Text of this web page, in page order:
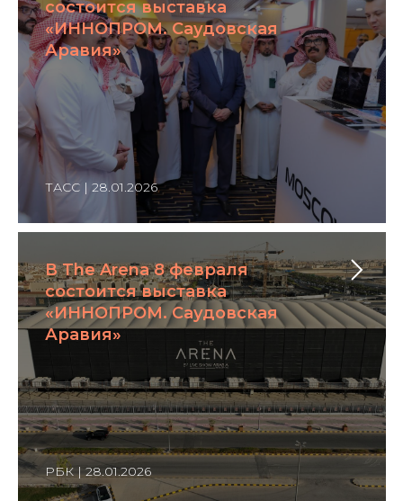
состоится выставка
«ИННОПРОМ. Саудовская
Аравия»
ТАСС | 28.01.2026
В The Arena 8 февраля
состоится выставка
«ИННОПРОМ. Саудовская
Аравия»
РБК | 28.01.2026